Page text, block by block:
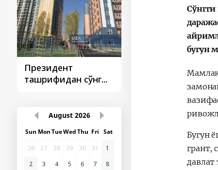
Президент
ташрифидан сўнг...
ташрифлари
August 2026
Sun MonTueWedThu Fri Sat
26
27 28 29 30 31
1
2
3 4 5 6 7
8
бугун
Бугун
грант,